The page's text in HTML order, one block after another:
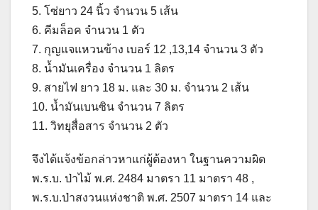
5. โซ่ยาว 24 นิ้ว จำนวน 5 เส้น
6. คีมล็อค จำนวน 1 ตัว
7. กุญแจแหวนข้าง เบอร์ 12 ,13,14 จำนวน 3 ตัว
8. น้ำมันเครื่อง จำนวน 1 ลิตร
9. สายไฟ ยาว 18 ม. และ 30 ม. จำนวน 2 เส้น
10. น้ำมันเบนซิน จำนวน 7 ลิตร
11. วิทยุสื่อสาร จำนวน 2 ตัว
จึงได้แจ้งข้อกล่าวหาแก่ผู้ต้องหา ในฐานความผิด
พ.ร.บ. ป่าไม้ พ.ศ. 2484 มาตรา 11 มาตรา 48 ,
พ.ร.บ.ป่าสงวนแห่งชาติ พ.ศ. 2507 มาตรา 14 และ